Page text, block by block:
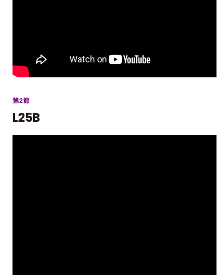
第2節
L25B